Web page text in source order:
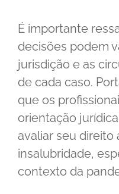
É importante
decisões podem
jurisdição e as
de cada caso.
que os
orientação
avaliar seu direito
insalubridade,
contexto da